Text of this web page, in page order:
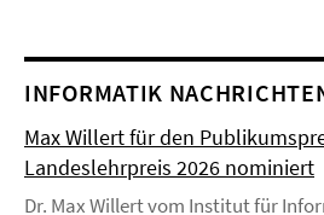
INFORMATIK
Max Willert für den
Landeslehrpreis 2026 nominiert
Dr. Max Willert vom Institut für